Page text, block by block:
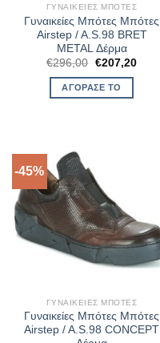
ΓΥΝΑΙΚΕΊΕΣ ΜΠΌΤΕΣ
Γυναικείες Μπότες Μπότες
Airstep / A.S.98 BRET
METAL Δέρμα
€296,00 Original
was:
€296,00.
€207,20Η
ΑΓΌΡΑΣΈ ΤΟ
-45%
ΓΥΝΑΙΚΕΊΕΣ ΜΠΌΤΕΣ
Γυναικείες Μπότες Μπότες
Airstep / A.S.98 CONCEPT